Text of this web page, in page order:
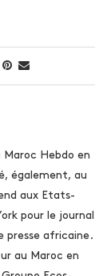
Hebdo en
également, au
aux Etats-
pour le journal
presse africaine.
au Maroc en